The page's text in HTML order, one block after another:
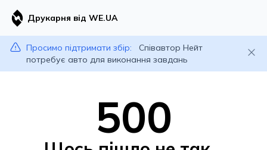
Друкарня від WE.UA
Просимо підтримати збір:
Співавтор Нейт
потребує авто для виконання завдань
500